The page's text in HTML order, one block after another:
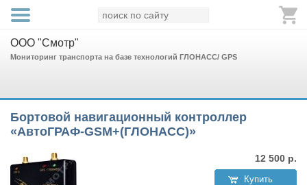
ООО "Смотр"
Мониторинг транспорта на базе технологий ГЛОНАСС/ GPS
Бортовой навигационный контроллер
«АвтоГРАФ-GSM+(ГЛОНАСС)»
12 500 р.
Купить